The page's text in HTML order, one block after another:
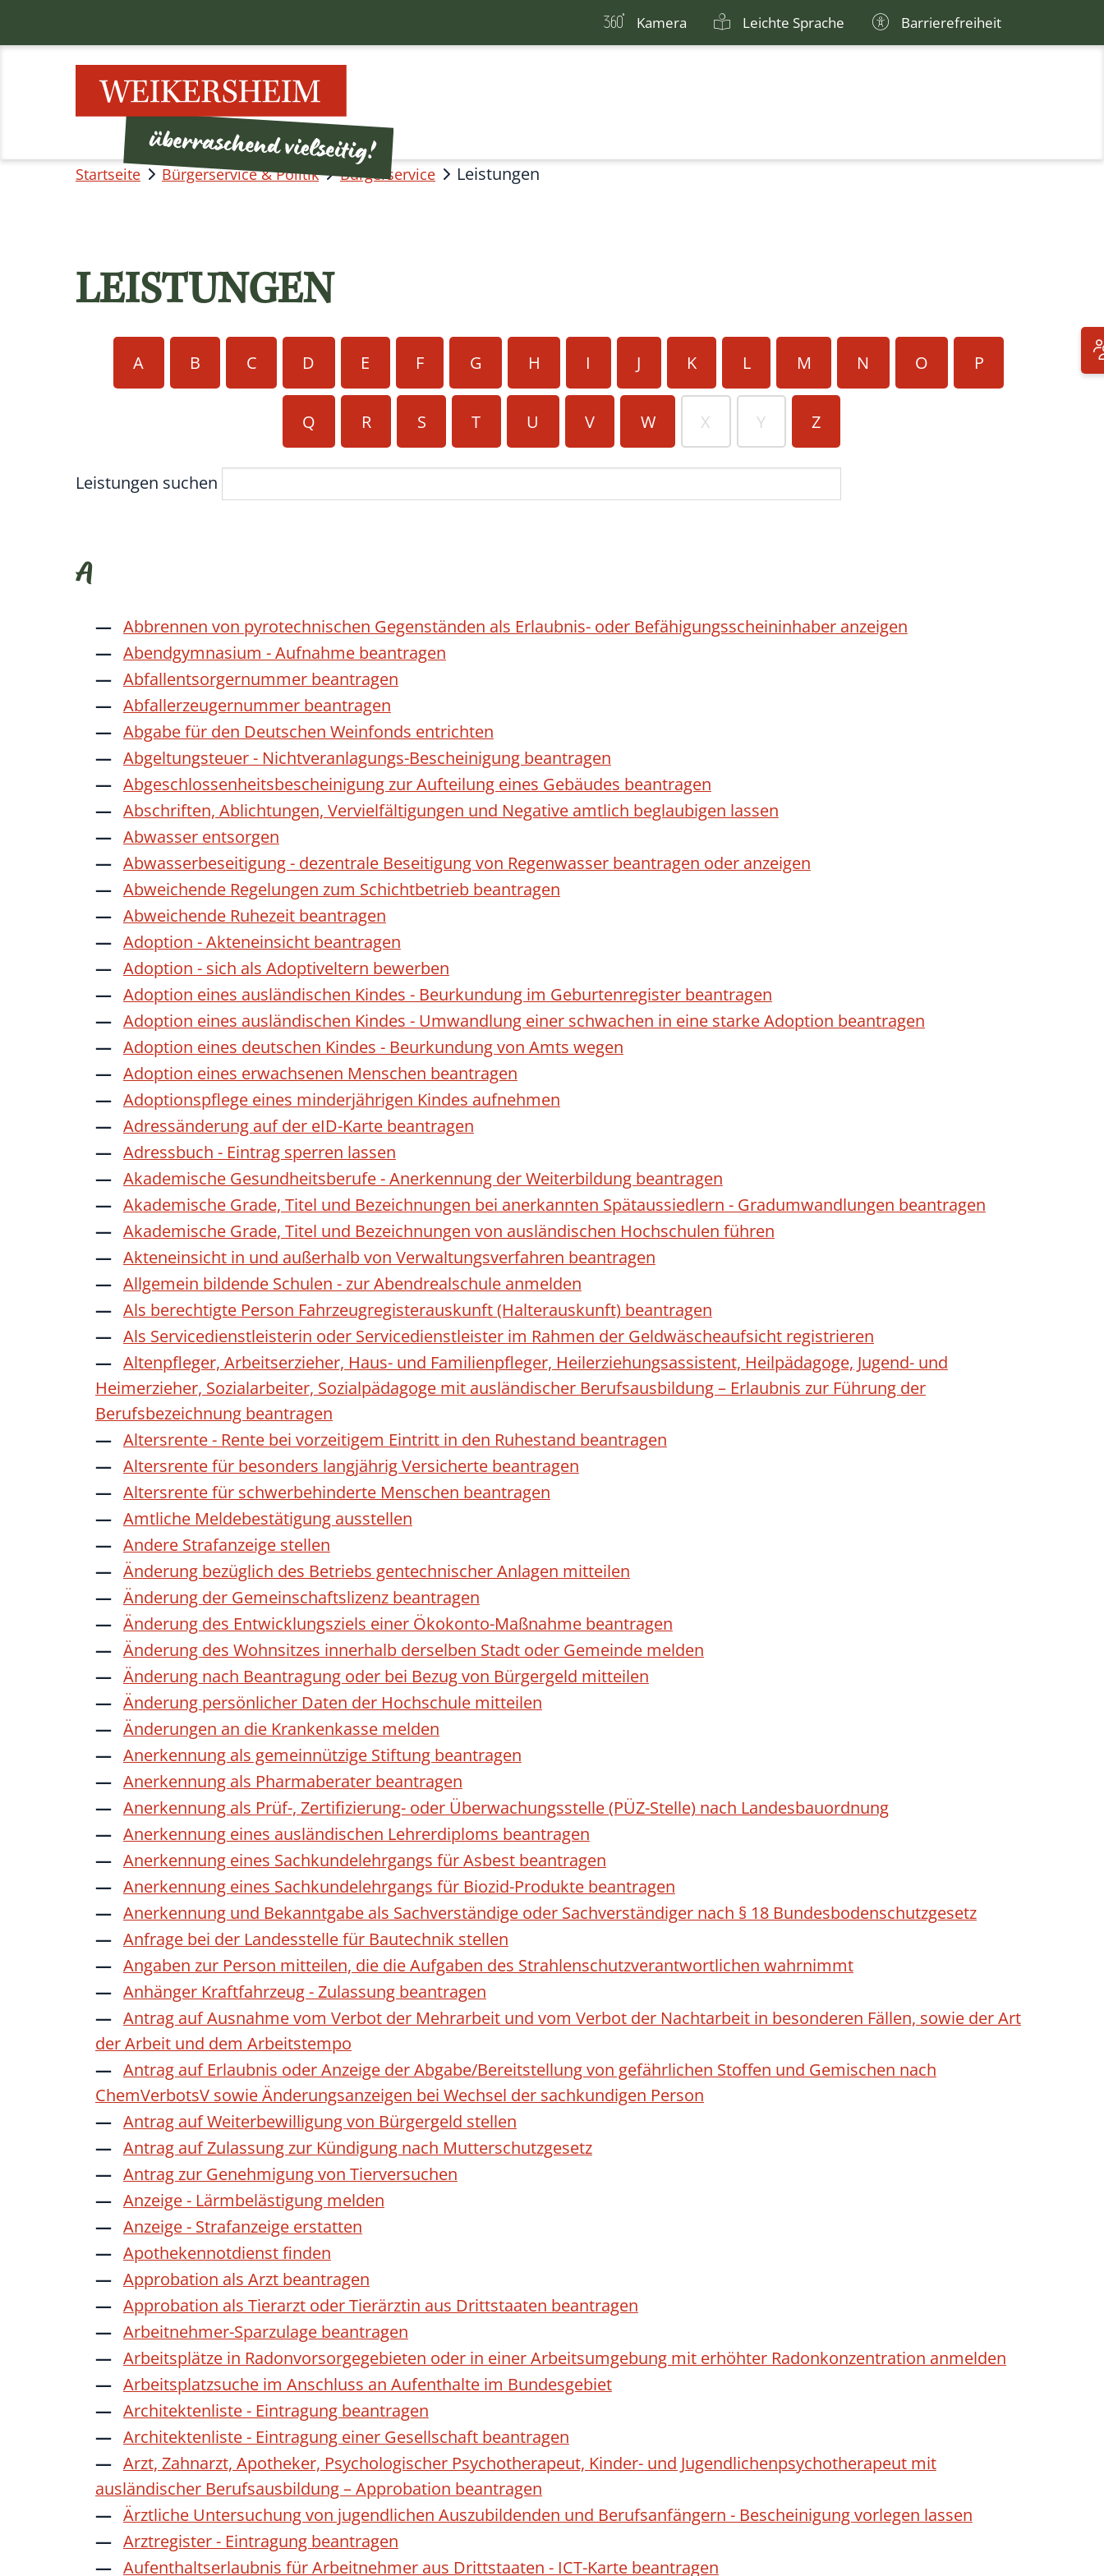
Kamera Leichte Sprache Barrierefreiheit
Startseite Bürgerservice & Politik Bürgerservice Leistungen
LEISTUNGEN
A B C D E F G H I J K L M N O P
Q R S T U V W X Y Z
Leistungen suchen
A
Abbrennen von pyrotechnischen Gegenständen als Erlaubnis- oder Befähigungsscheininhaber anzeigen
Abendgymnasium - Aufnahme beantragen
Abfallentsorgernummer beantragen
Abfallerzeugernummer beantragen
Abgabe für den Deutschen Weinfonds entrichten
Abgeltungsteuer - Nichtveranlagungs-Bescheinigung beantragen
Abgeschlossenheitsbescheinigung zur Aufteilung eines Gebäudes beantragen
Abschriften, Ablichtungen, Vervielfältigungen und Negative amtlich beglaubigen lassen
Abwasser entsorgen
Abwasserbeseitigung - dezentrale Beseitigung von Regenwasser beantragen oder anzeigen
Abweichende Regelungen zum Schichtbetrieb beantragen
Abweichende Ruhezeit beantragen
Adoption - Akteneinsicht beantragen
Adoption - sich als Adoptiveltern bewerben
Adoption eines ausländischen Kindes - Beurkundung im Geburtenregister beantragen
Adoption eines ausländischen Kindes - Umwandlung einer schwachen in eine starke Adoption beantragen
Adoption eines deutschen Kindes - Beurkundung von Amts wegen
Adoption eines erwachsenen Menschen beantragen
Adoptionspflege eines minderjährigen Kindes aufnehmen
Adressänderung auf der eID-Karte beantragen
Adressbuch - Eintrag sperren lassen
Akademische Gesundheitsberufe - Anerkennung der Weiterbildung beantragen
Akademische Grade, Titel und Bezeichnungen bei anerkannten Spätaussiedlern - Gradumwandlungen beantragen
Akademische Grade, Titel und Bezeichnungen von ausländischen Hochschulen führen
Akteneinsicht in und außerhalb von Verwaltungsverfahren beantragen
Allgemein bildende Schulen - zur Abendrealschule anmelden
Als berechtigte Person Fahrzeugregisterauskunft (Halterauskunft) beantragen
Als Servicedienstleisterin oder Servicedienstleister im Rahmen der Geldwäscheaufsicht registrieren
Altenpfleger, Arbeitserzieher, Haus- und Familienpfleger, Heilerziehungsassistent, Heilpädagoge, Jugend- und
Heimerzieher, Sozialarbeiter, Sozialpädagoge mit ausländischer Berufsausbildung – Erlaubnis zur Führung der
Berufsbezeichnung beantragen
Altersrente - Rente bei vorzeitigem Eintritt in den Ruhestand beantragen
Altersrente für besonders langjährig Versicherte beantragen
Altersrente für schwerbehinderte Menschen beantragen
Amtliche Meldebestätigung ausstellen
Andere Strafanzeige stellen
Änderung bezüglich des Betriebs gentechnischer Anlagen mitteilen
Änderung der Gemeinschaftslizenz beantragen
Änderung des Entwicklungsziels einer Ökokonto-Maßnahme beantragen
Änderung des Wohnsitzes innerhalb derselben Stadt oder Gemeinde melden
Änderung nach Beantragung oder bei Bezug von Bürgergeld mitteilen
Änderung persönlicher Daten der Hochschule mitteilen
Änderungen an die Krankenkasse melden
Anerkennung als gemeinnützige Stiftung beantragen
Anerkennung als Pharmaberater beantragen
Anerkennung als Prüf-, Zertifizierung- oder Überwachungsstelle (PÜZ-Stelle) nach Landesbauordnung
Anerkennung eines ausländischen Lehrerdiploms beantragen
Anerkennung eines Sachkundelehrgangs für Asbest beantragen
Anerkennung eines Sachkundelehrgangs für Biozid-Produkte beantragen
Anerkennung und Bekanntgabe als Sachverständige oder Sachverständiger nach § 18 Bundesbodenschutzgesetz
Anfrage bei der Landesstelle für Bautechnik stellen
Angaben zur Person mitteilen, die die Aufgaben des Strahlenschutzverantwortlichen wahrnimmt
Anhänger Kraftfahrzeug - Zulassung beantragen
Antrag auf Ausnahme vom Verbot der Mehrarbeit und vom Verbot der Nachtarbeit in besonderen Fällen, sowie der Art
der Arbeit und dem Arbeitstempo
Antrag auf Erlaubnis oder Anzeige der Abgabe/Bereitstellung von gefährlichen Stoffen und Gemischen nach
ChemVerbotsV sowie Änderungsanzeigen bei Wechsel der sachkundigen Person
Antrag auf Weiterbewilligung von Bürgergeld stellen
Antrag auf Zulassung zur Kündigung nach Mutterschutzgesetz
Antrag zur Genehmigung von Tierversuchen
Anzeige - Lärmbelästigung melden
Anzeige - Strafanzeige erstatten
Apothekennotdienst finden
Approbation als Arzt beantragen
Approbation als Tierarzt oder Tierärztin aus Drittstaaten beantragen
Arbeitnehmer-Sparzulage beantragen
Arbeitsplätze in Radonvorsorgegebieten oder in einer Arbeitsumgebung mit erhöhter Radonkonzentration anmelden
Arbeitsplatzsuche im Anschluss an Aufenthalte im Bundesgebiet
Architektenliste - Eintragung beantragen
Architektenliste - Eintragung einer Gesellschaft beantragen
Arzt, Zahnarzt, Apotheker, Psychologischer Psychotherapeut, Kinder- und Jugendlichenpsychotherapeut mit
ausländischer Berufsausbildung – Approbation beantragen
Ärztliche Untersuchung von jugendlichen Auszubildenden und Berufsanfängern - Bescheinigung vorlegen lassen
Arztregister - Eintragung beantragen
Aufenthaltserlaubnis für Arbeitnehmer aus Drittstaaten - ICT-Karte beantragen